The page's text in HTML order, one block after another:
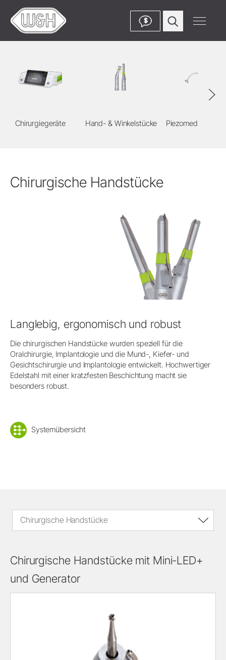
$
Chirurgiegeräte Hand- & Winkelstücke Piezomed
Chirurgische Handstücke
Langlebig, ergonomisch und robust
Die chirurgischen Handstücke wurden speziell für die
Oralchirurgie, Implantologie und die Mund-, Kiefer- und
Gesichtschirurgie und Implantologie entwickelt. Hochwertiger
Edelstahl mit einer kratzfesten Beschichtung macht sie
besonders robust.
Systemübersicht
Chirurgische Handstücke
Chirurgische Handstücke mit Mini-LED+
und Generator